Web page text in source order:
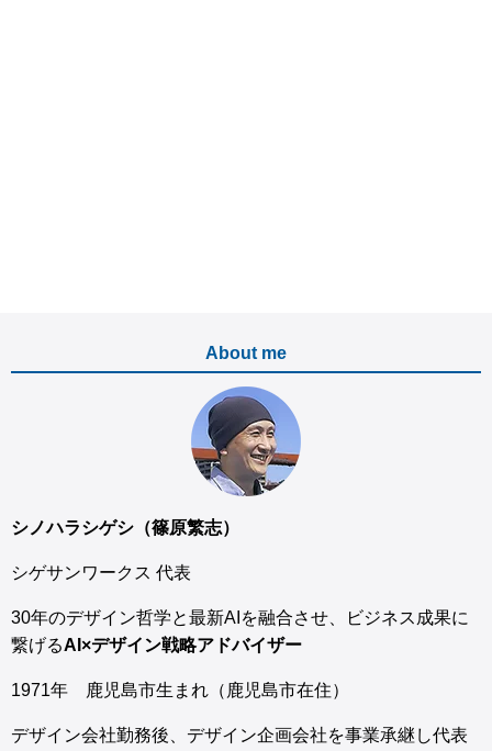
About me
シノハラシゲシ（篠原繁志）
シゲサンワークス 代表
30年のデザイン哲学と最新AIを融合させ、ビジネス成果に
繋げるAI×デザイン戦略アドバイザー
1971年 鹿児島市生まれ（鹿児島市在住）
デザイン会社勤務後、デザイン企画会社を事業承継し代表